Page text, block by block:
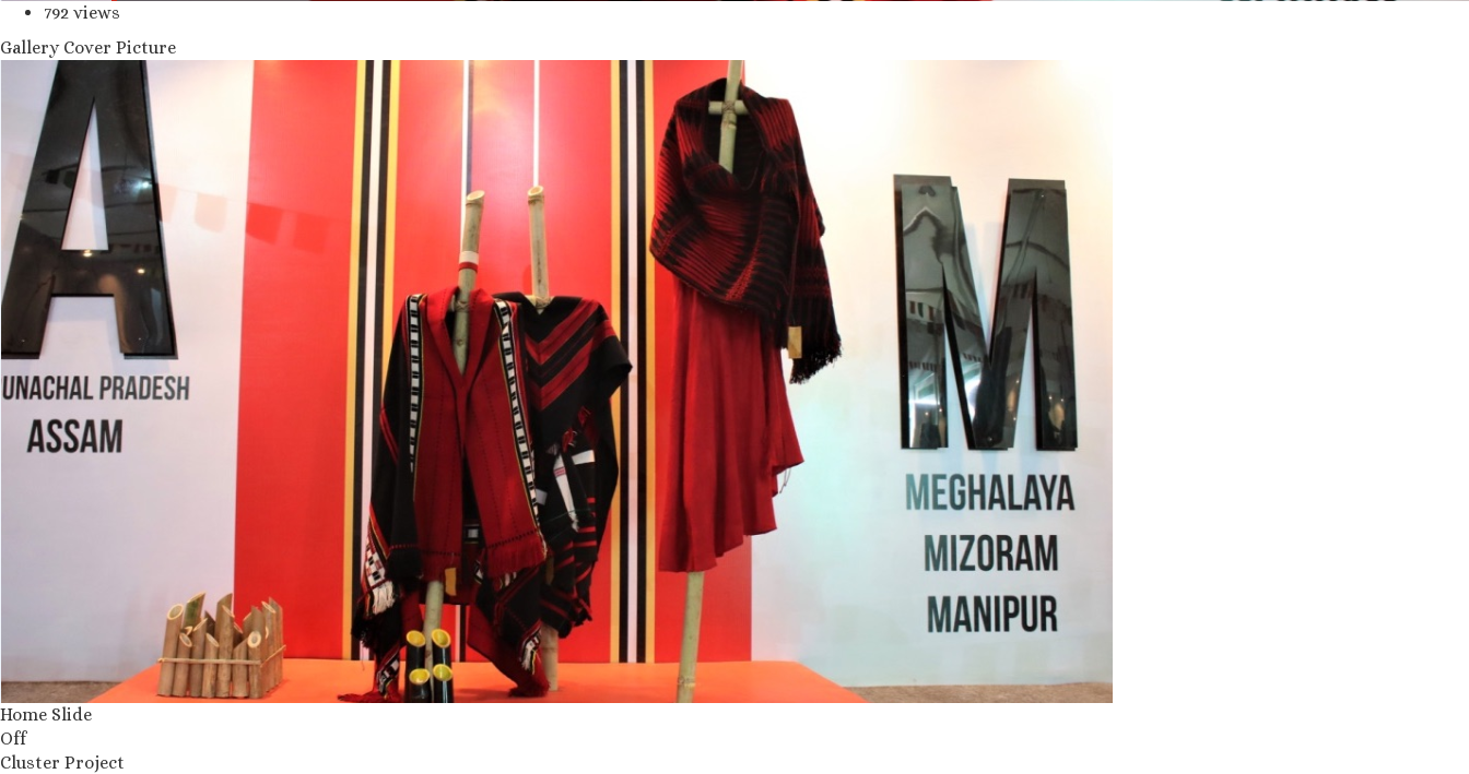
792 views
Gallery Cover Picture
Home Slide
Off
Cluster Project